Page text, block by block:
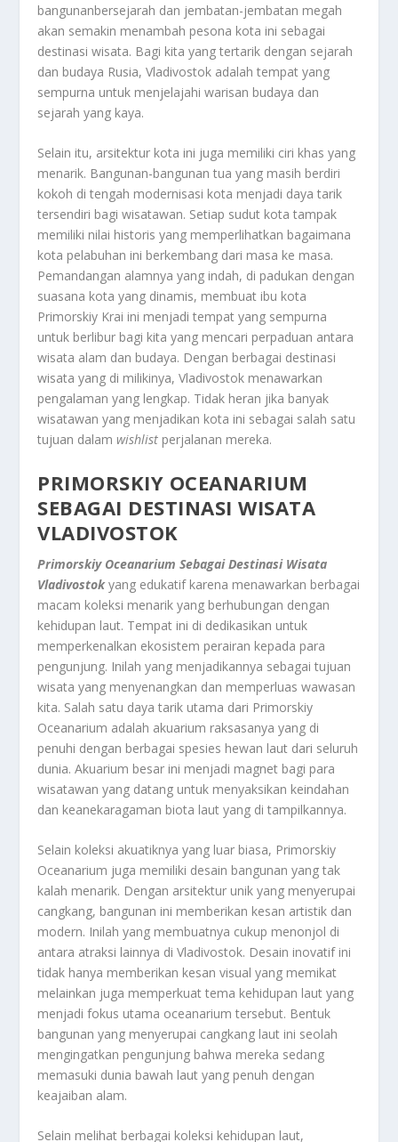
bangunanbersejarah dan jembatan-jembatan megah
akan semakin menambah pesona kota ini sebagai
destinasi wisata. Bagi kita yang tertarik dengan sejarah
dan budaya Rusia, Vladivostok adalah tempat yang
sempurna untuk menjelajahi warisan budaya dan
sejarah yang kaya.
Selain itu, arsitektur kota ini juga memiliki ciri khas yang
menarik. Bangunan-bangunan tua yang masih berdiri
kokoh di tengah modernisasi kota menjadi daya tarik
tersendiri bagi wisatawan. Setiap sudut kota tampak
memiliki nilai historis yang memperlihatkan bagaimana
kota pelabuhan ini berkembang dari masa ke masa.
Pemandangan alamnya yang indah, di padukan dengan
suasana kota yang dinamis, membuat ibu kota
Primorskiy Krai ini menjadi tempat yang sempurna
untuk berlibur bagi kita yang mencari perpaduan antara
wisata alam dan budaya. Dengan berbagai destinasi
wisata yang di milikinya, Vladivostok menawarkan
pengalaman yang lengkap. Tidak heran jika banyak
wisatawan yang menjadikan kota ini sebagai salah satu
tujuan dalamwishlist perjalanan mereka.
PRIMORSKIY OCEANARIUM
SEBAGAI DESTINASI WISATA
VLADIVOSTOK
Primorskiy Oceanarium Sebagai Destinasi Wisata
Vladivostokyang edukatif karena menawarkan berbagai
macam koleksi menarik yang berhubungan dengan
kehidupan laut. Tempat ini di dedikasikan untuk
memperkenalkan ekosistem perairan kepada para
pengunjung. Inilah yang menjadikannya sebagai tujuan
wisata yang menyenangkan dan memperluas wawasan
kita. Salah satu daya tarik utama dari Primorskiy
Oceanarium adalah akuarium raksasanya yang di
penuhi dengan berbagai spesies hewan laut dari seluruh
dunia. Akuarium besar ini menjadi magnet bagi para
wisatawan yang datang untuk menyaksikan keindahan
dan keanekaragaman biota laut yang di tampilkannya.
Selain koleksi akuatiknya yang luar biasa, Primorskiy
Oceanarium juga memiliki desain bangunan yang tak
kalah menarik. Dengan arsitektur unik yang menyerupai
cangkang, bangunan ini memberikan kesan artistik dan
modern. Inilah yang membuatnya cukup menonjol di
antara atraksi lainnya di Vladivostok. Desain inovatif ini
tidak hanya memberikan kesan visual yang memikat
melainkan juga memperkuat tema kehidupan laut yang
menjadi fokus utama oceanarium tersebut. Bentuk
bangunan yang menyerupai cangkang laut ini seolah
mengingatkan pengunjung bahwa mereka sedang
memasuki dunia bawah laut yang penuh dengan
keajaiban alam.
Selain melihat berbagai koleksi kehidupan laut,